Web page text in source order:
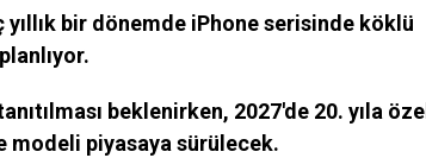
yıllık bir dönemde iPhone serisinde köklü
beklenirken, 2027'de 20. yıla özel
modeli piyasaya sürülecek.